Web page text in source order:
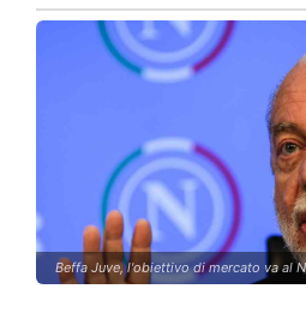
Beffa Juve, l'obiettivo di mercato va al